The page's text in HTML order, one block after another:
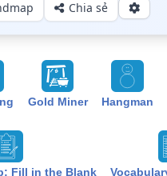
Chia sẻ
Gold Miner Hangman
Fill in the Blank